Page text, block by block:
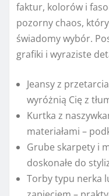
faktur, kolorów i
pozorny chaos,
świadomy wybór.
grafiki i wyraziste
Jeansy z
wyróżnią Cię z
Kurtka z
materiałami –
Grube skarpety i
doskonałe do
Torby typu nerka